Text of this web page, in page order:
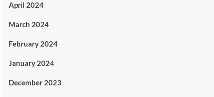
April 2024
March 2024
February 2024
January 2024
December 2023